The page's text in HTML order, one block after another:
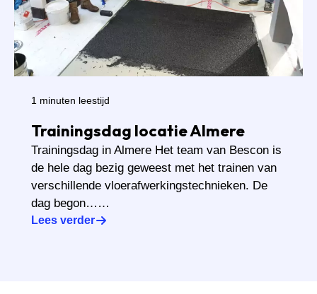
1 minuten leestijd
Trainingsdag locatie Almere
Trainingsdag in Almere Het team van Bescon is
de hele dag bezig geweest met het trainen van
verschillende vloerafwerkingstechnieken. De
dag begon……
Lees verder